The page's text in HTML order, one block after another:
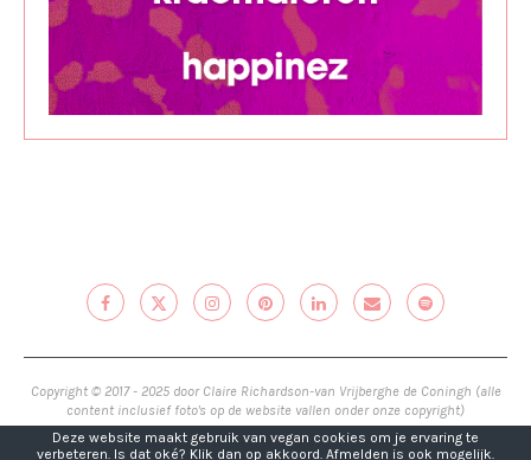
Copyright © 2017 - 2025 door Claire Richardson-van Vrijberghe de Coningh (alle
content inclusief foto's op de website vallen onder onze copyright)
Deze website maakt gebruik van vegan cookies om je ervaring te
verbeteren. Is dat oké? Klik dan op akkoord. Afmelden is ook mogelijk.